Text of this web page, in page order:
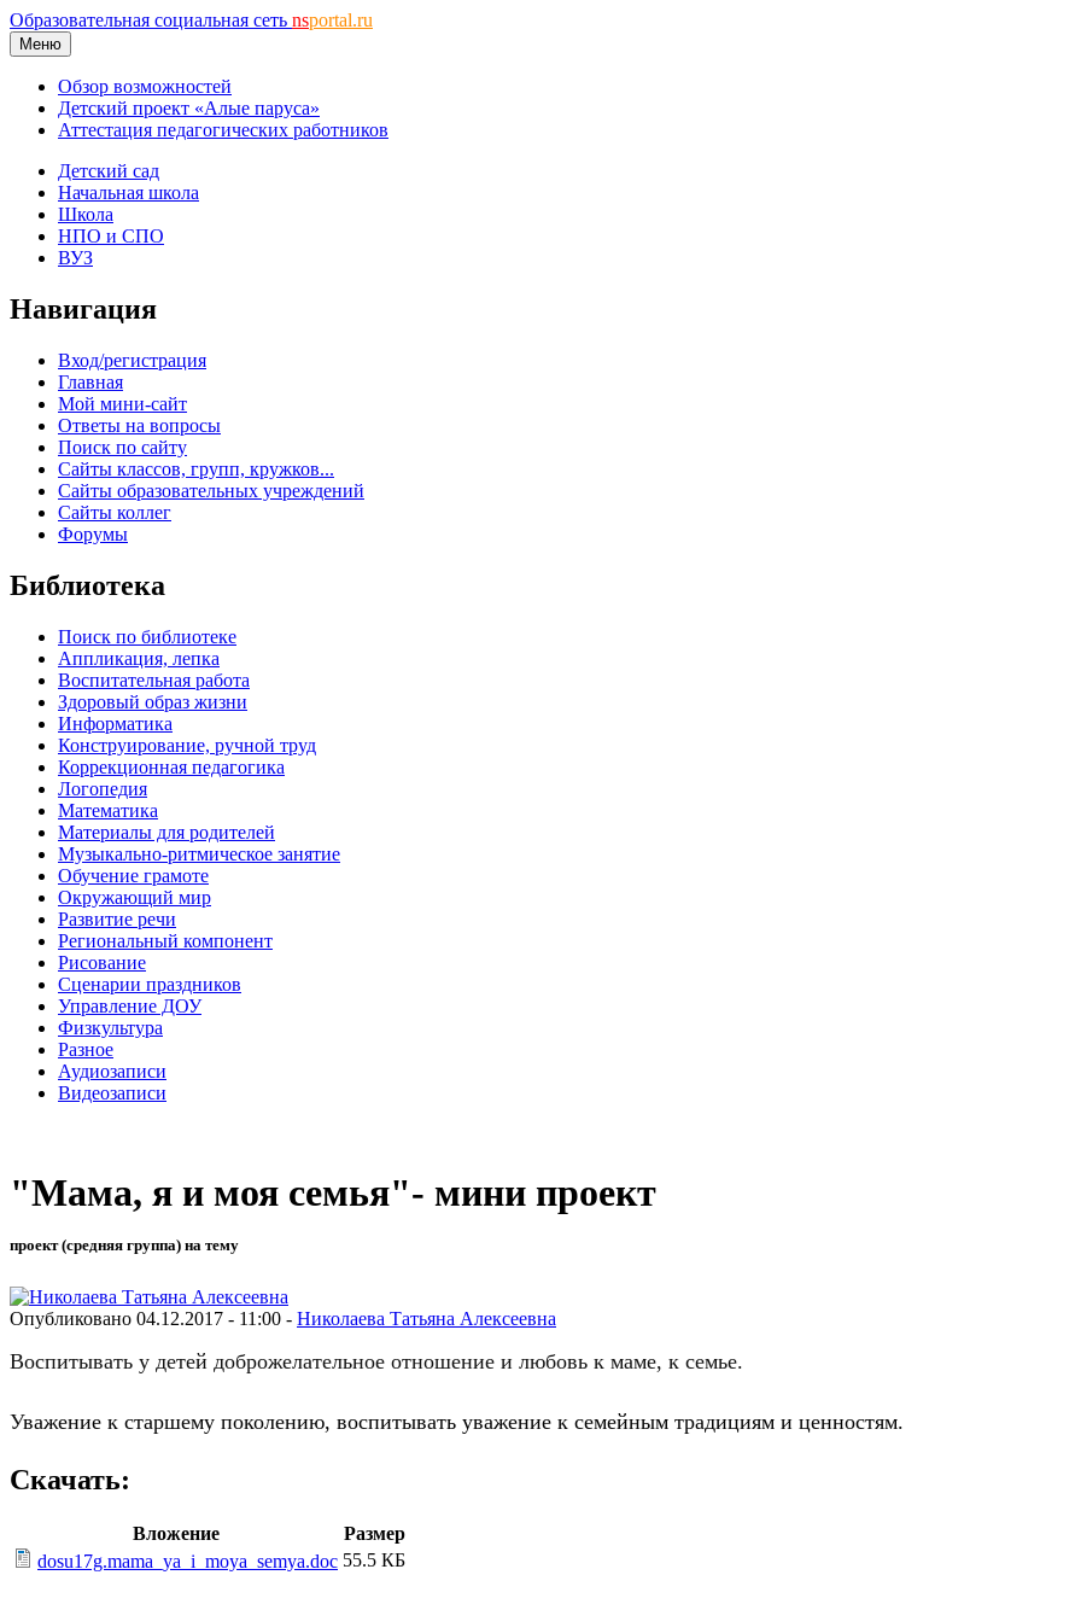
Образовательная социальная сеть nsportal.ru
Меню
Обзор возможностей
Детский проект «Алые паруса»
Аттестация педагогических работников
Детский сад
Начальная школа
Школа
НПО и СПО
ВУЗ
Навигация
Вход/регистрация
Главная
Мой мини-сайт
Ответы на вопросы
Поиск по сайту
Сайты классов, групп, кружков...
Сайты образовательных учреждений
Сайты коллег
Форумы
Библиотека
Поиск по библиотеке
Аппликация, лепка
Воспитательная работа
Здоровый образ жизни
Информатика
Конструирование, ручной труд
Коррекционная педагогика
Логопедия
Математика
Материалы для родителей
Музыкально-ритмическое занятие
Обучение грамоте
Окружающий мир
Развитие речи
Региональный компонент
Рисование
Сценарии праздников
Управление ДОУ
Физкультура
Разное
Аудиозаписи
Видеозаписи
"Мама, я и моя семья"- мини проект
проект (средняя группа) на тему
Опубликовано 04.12.2017 - 11:00 - Николаева Татьяна Алексеевна
Воспитывать у детей доброжелательное отношение и любовь к маме, к семье.
Уважение к старшему поколению, воспитывать уважение к семейным традициям и ценностям.
Скачать:
Вложение
Размер
dosu17g.mama_ya_i_moya_semya.doc 55.5 КБ